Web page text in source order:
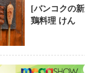
[バンコクの
鶏料理 けん